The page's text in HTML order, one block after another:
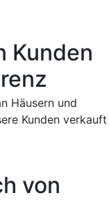
Kunden
Häusern und
Kunden verkauft
von